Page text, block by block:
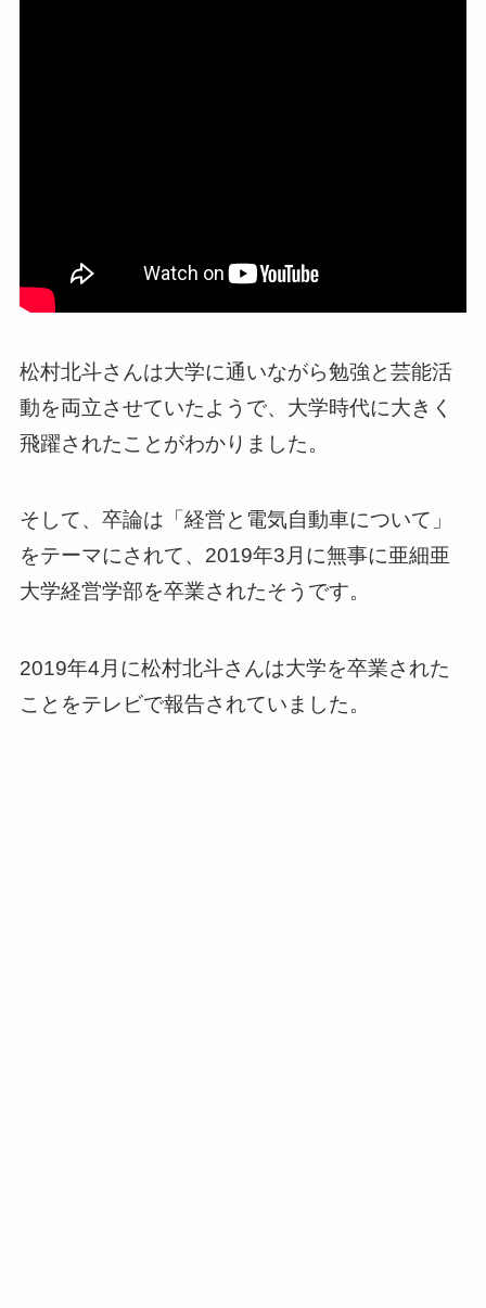
松村北斗さんは大学に通いながら勉強と芸能活
動を両立させていたようで、大学時代に大きく
飛躍されたことがわかりました。
そして、卒論は「経営と電気自動車について」
をテーマにされて、2019年3月に無事に亜細亜
大学経営学部を卒業されたそうです。
2019年4月に松村北斗さんは大学を卒業された
ことをテレビで報告されていました。